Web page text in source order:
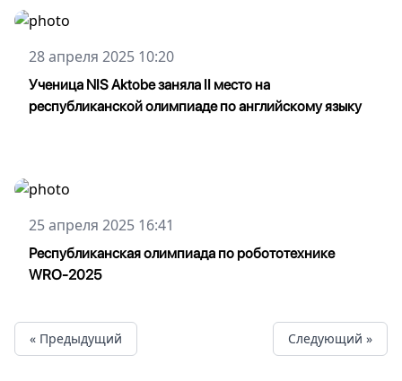
28 апреля 2025 10:20
Ученица NIS Aktobe заняла II место на
республиканской олимпиаде по английскому языку
25 апреля 2025 16:41
Республиканская олимпиада по робототехнике
WRO-2025
« Предыдущий Cледующий »